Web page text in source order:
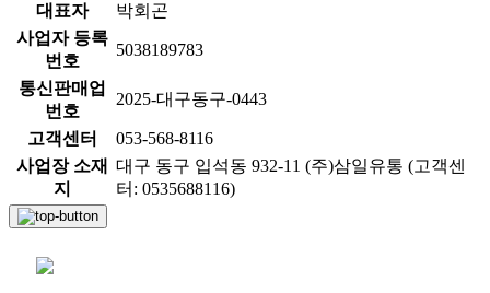
대표자
박회곤
사업자 등록
번호
5038189783
통신판매업
번호
2025-대구동구-0443
고객센터
053-568-8116
사업장 소재
지
대구 동구 입석동 932-11 (주)삼일유통 (고객센
터: 0535688116)